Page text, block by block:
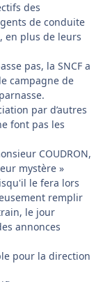
des
de conduite
en plus de leurs
pas, la SNCF a
campagne de
par d’autres
font pas les
COUDRON,
mystère »
le fera lors
remplir
le jour
annonces
pour la direction